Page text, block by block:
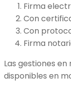
Firma
Con
Con
Firma
Las gestiones
disponibles en